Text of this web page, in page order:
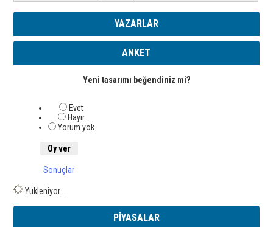
YAZARLAR
ANKET
Yeni tasarımı beğendiniz mi?
Evet
Hayır
Yorum yok
Sonuçlar
Yükleniyor ...
PİYASALAR